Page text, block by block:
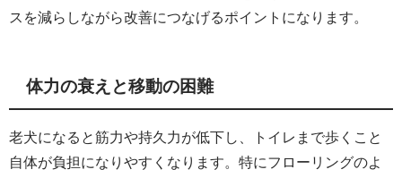
スを減らしながら改善につなげるポイントになります。
体力の衰えと移動の困難
老犬になると筋力や持久力が低下し、トイレまで歩くこと
自体が負担になりやすくなります。特にフローリングのよ